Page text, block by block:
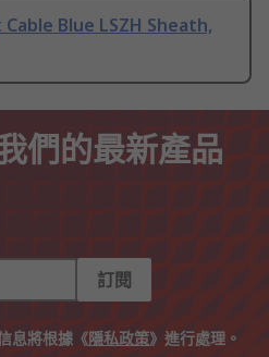
Blue LSZH Sheath,
們的最新產品
訂閱
息將根據《隱私政策》進行處理。